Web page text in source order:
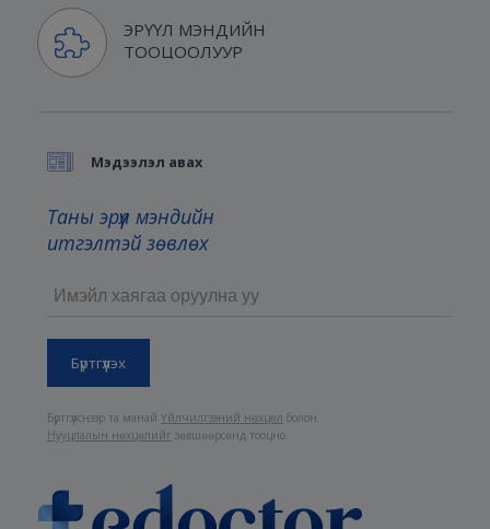
ЭРҮҮЛ МЭНДИЙН
ТООЦООЛУУР
Мэдээлэл авах
Таны эрүүл мэндийн
итгэлтэй зөвлөх
Бүртгүүлснээр та манайҮйлчилгээний нөхцөл болон
Нууцлалын нөхцөлийг зөвшөөрсөнд тооцно.